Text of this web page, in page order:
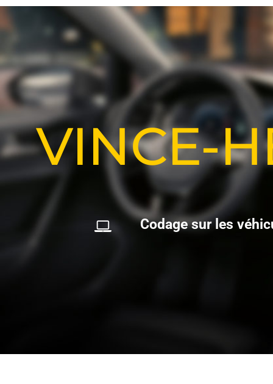
VINCE-
Codage sur les véhic